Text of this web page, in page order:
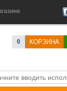
0 КОРЗИНА